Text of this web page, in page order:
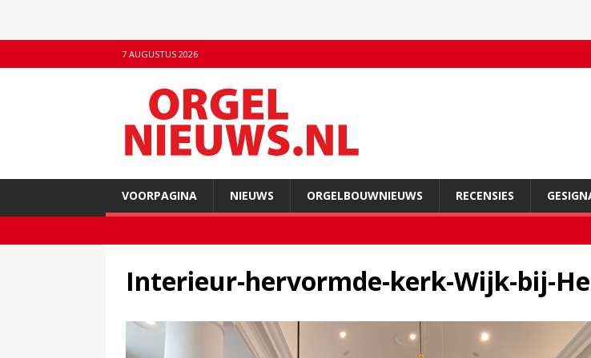
7 AUGUSTUS 2026
VOORPAGINA NIEUWS ORGELBOUWNIEUWS RECENSIES
Interieur-hervormde-kerk-Wijk-bij-